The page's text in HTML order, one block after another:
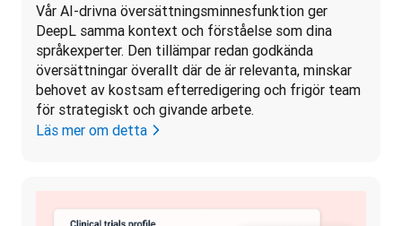
Vår AI-drivna översättningsminnesfunktion ger
DeepL samma kontext och förståelse som dina
språkexperter. Den tillämpar redan godkända
översättningar överallt där de är relevanta, minskar
behovet av kostsam efterredigering och frigör team
för strategiskt och givande arbete.
Läs mer om detta